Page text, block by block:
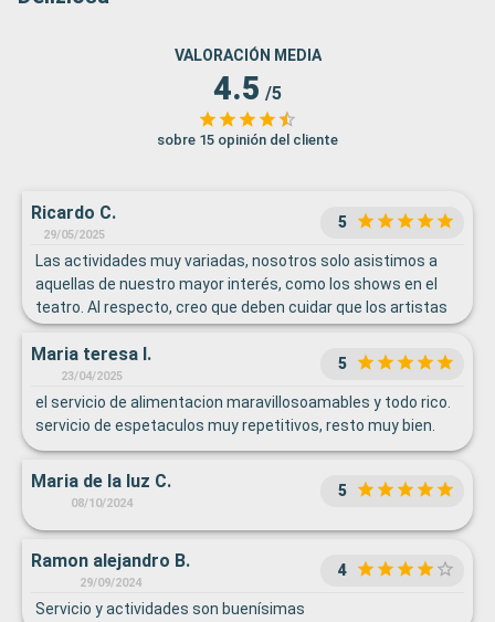
VALORACIÓN MEDIA
4.5 /5
sobre 15 opinión del cliente
Ricardo C.
29/05/2025
5
Las actividades muy variadas, nosotros solo asistimos a
aquellas de nuestro mayor interés, como los shows en el
teatro. Al respecto, creo que deben cuidar que los artistas
no caigan en actitudes grotescas, como la del Sr. Terry
Parade, muy buen malabarista, pero que sin embargo hace
reír utilizando recursos que a nuestro parecer están al
límite de los buenas costumbres. La atención del personal,
desde el desayuno hasta la cena, en general muy bien,
Maria teresa I.
23/04/2025
5
el servicio de alimentacion maravillosoamables y todo rico.
servicio de espetaculos muy repetitivos, resto muy bien.
Maria de la luz C.
08/10/2024
5
Ramon alejandro B.
29/09/2024
4
Servicio y actividades son buenísimas